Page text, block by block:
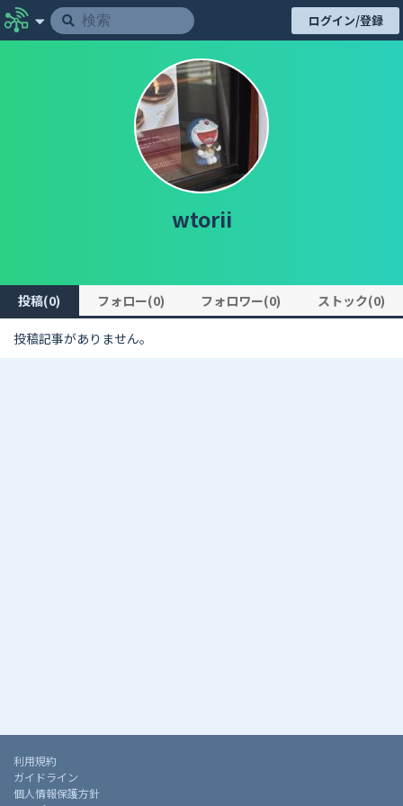
ログイン/登録
wtorii
投稿(0) フォロー(0) フォロワー(0) ストック(0)
投稿記事がありません。
利用規約
ガイドライン
個人情報保護方針